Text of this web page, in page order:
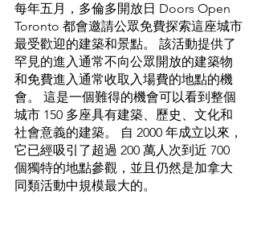
每年五月，多倫多開放日 Doors Open
Toronto 都會邀請公眾免費探索這座城市
最受歡迎的建築和景點。 該活動提供了
罕見的進入通常不向公眾開放的建築物
和免費進入通常收取入場費的地點的機
會。 這是一個難得的機會可以看到整個
城市 150 多座具有建築、歷史、文化和
社會意義的建築。 自 2000 年成立以來，
它已經吸引了超過 200 萬人次到近 700
個獨特的地點參觀，並且仍然是加拿大
同類活動中規模最大的。